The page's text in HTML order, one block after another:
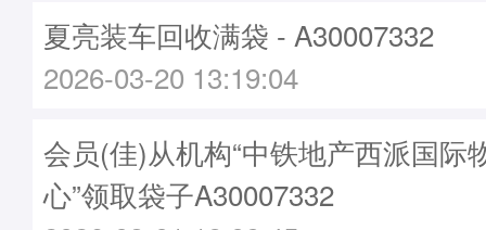
夏亮装车回收满袋 - A30007332
2026-03-20 13:19:04
会员(佳)从机构“中铁地产西派国际
心”领取袋子A30007332